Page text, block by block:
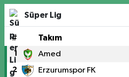
Süper Lig
# Takım
1 Amed
2 Erzurumspor FK